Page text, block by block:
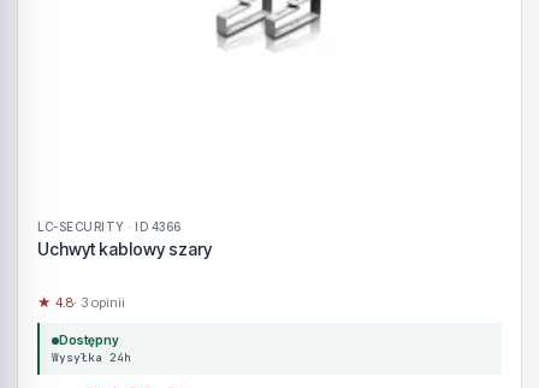
LC-SECURITY · ID 4366
Uchwyt kablowy szary
★ 4.8· 3 opinii
Dostępny
Wysyłka 24h